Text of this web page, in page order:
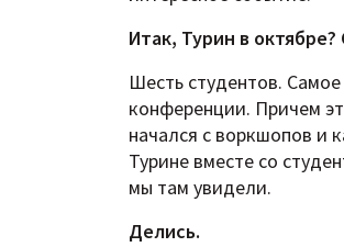
Итак, Турин в
Шесть студентов.
конференции. Причем
начался с воркшопов и
Турине вместе со
мы там увидели.
Делись.